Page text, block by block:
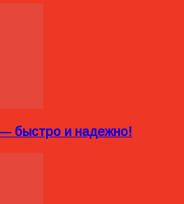
быстро и надежно!